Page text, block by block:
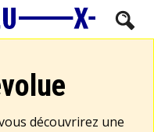
découvrirez une